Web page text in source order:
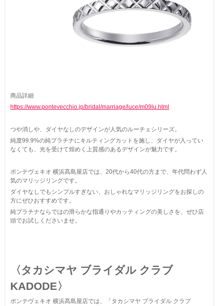
商品詳細
https://www.pontevecchio.jp/bridal/marriage/luce/m09lu.html
つや消しや、ダイヤなしのデザインが人気のルーチェシリーズ。
純度99.9%の純プラチナにキルティングカットを施し、ダイヤが入ってい
なくても、光を受けて煌めく上質感のあるデザインが魅力です。
ポンテヴェキオ 横浜髙島屋店では、20代から40代の方まで、年代問わず人
気のマリッジリングです。
ダイヤなしでもシンプルすぎない、おしゃれなマリッジリングをお探しの
方にぜひおすすめです。
純プラチナならではの滑らかな指通りやカッティングの美しさを、ぜひ店
頭でお試しくださいませ。
〈タカシマヤ ブライダル クラブ
KADODE〉
ポンテヴェキオ 横浜髙島屋店では、「タカシマヤ ブライダル クラブ